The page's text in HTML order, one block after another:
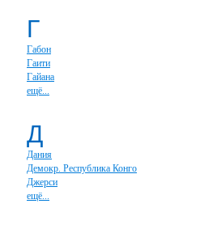
Г
Габон
Гаити
Гайана
ещё...
Д
Дания
Демокр. Республика Конго
Джерси
ещё...